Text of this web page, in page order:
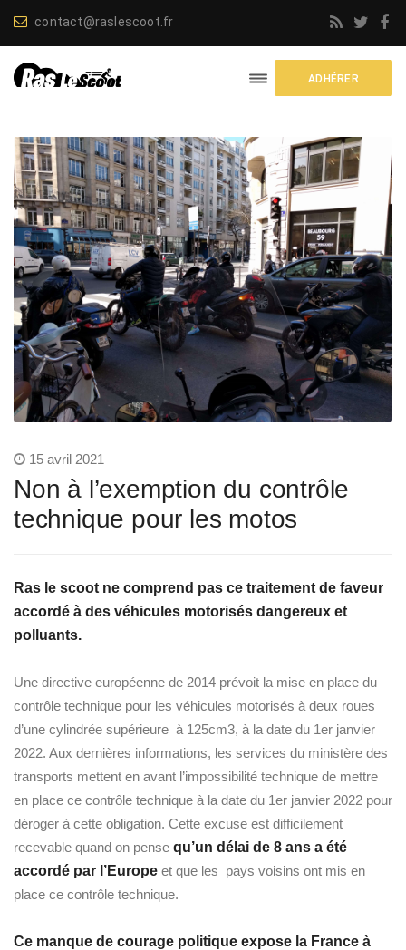
contact@raslescoot.fr
ADHÉRER
15 avril 2021
Non à l’exemption du contrôle
technique pour les motos
Ras le scoot ne comprend pas ce traitement de faveur
accordé à des véhicules motorisés dangereux et
polluants.
Une directive européenne de 2014 prévoit la mise en place du
contrôle technique pour les véhicules motorisés à deux roues
d’une cylindrée supérieure à 125cm3, à la date du 1er janvier
2022. Aux dernières informations, les services du ministère des
transports mettent en avant l’impossibilité technique de mettre
en place ce contrôle technique à la date du 1er janvier 2022 pour
déroger à cette obligation. Cette excuse est difficilement
recevable quand on pense qu’un délai de 8 ans a été
accordé par l’Europe et que les pays voisins ont mis en
place ce contrôle technique.
Ce manque de courage politique expose la France à